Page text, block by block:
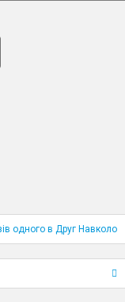
одного в Друг Навколо